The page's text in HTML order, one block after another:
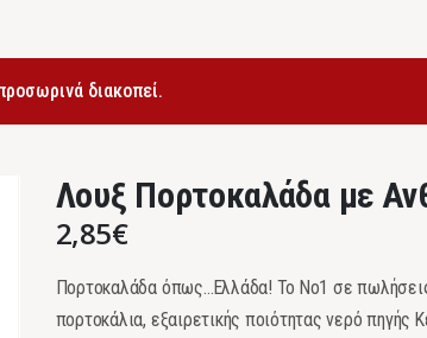
διακοπεί.
Λουξ Πορτοκαλάδα με
2,85€
Πορτοκαλάδα όπως…Ελλάδα! Το Νο1 σε
πορτοκάλια, εξαιρετικής ποιότητας νερό πηγής